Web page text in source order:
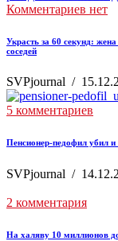
Комментариев нет
Украсть за 60 секунд:
соседей
SVPjournal /
5 комментариев
Пенсионер-педофил убил
SVPjournal /
2 комментария
На халяву 10 миллионов